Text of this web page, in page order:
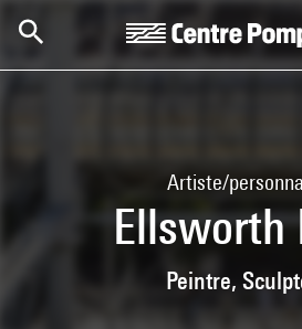
Artiste/
Ellsworth
Peintre,